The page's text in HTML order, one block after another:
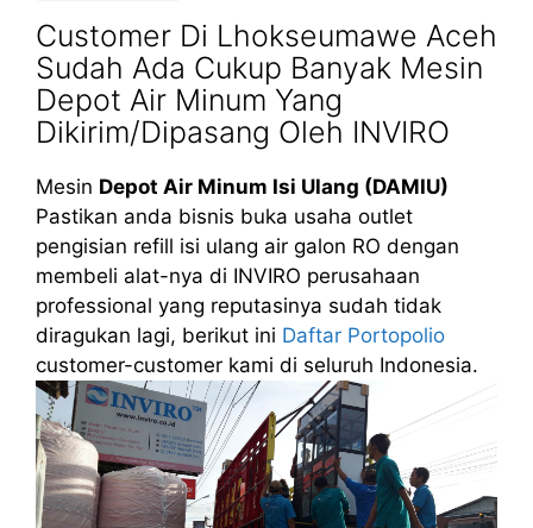
Customer Di Lhokseumawe Aceh
Sudah Ada Cukup Banyak Mesin
Depot Air Minum Yang
Dikirim/Dipasang Oleh INVIRO
Mesin Depot Air Minum Isi Ulang (DAMIU)
Pastikan anda bisnis buka usaha outlet
pengisian refill isi ulang air galon RO dengan
membeli alat-nya di INVIRO perusahaan
professional yang reputasinya sudah tidak
diragukan lagi, berikut ini Daftar Portopolio
customer-customer kami di seluruh Indonesia.